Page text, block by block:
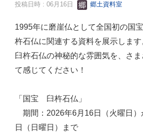
投稿日時 : 06月16日 郷土資料室
1995年に磨崖仏として全国初の国
杵石仏に関連する資料を展示します
臼杵石仏の神秘的な雰囲気を、さ
て感じてください！
「国宝 臼杵石仏」
期間：2026年6月16日（火曜日）
日（日曜日）まで